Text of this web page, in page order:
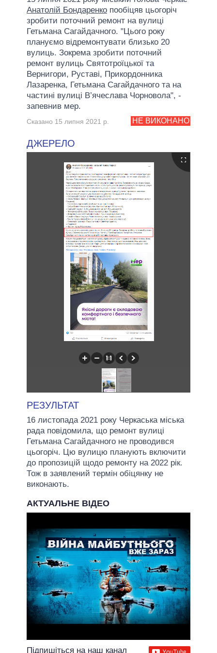
Анатолій Бондаренко пообіцяв цьогоріч
зробити поточний ремонт на вулиці
Гетьмана Сагайдачного. "Цього року
плануємо відремонтувати близько 20
вулиць. Зокрема зробити поточний
ремонт вулиць Святотроїцької та
Вернигори, Руставі, Прикордонника
Лазаренка, Гетьмана Сагайдачного та на
частині вулиці В’ячеслава Чорновола", -
запевнив мер.
НЕ ВИКОНАНО
Сказано 15 липня 2021 р.
ДЖЕРЕЛО
РЕЗУЛЬТАТ
16 листопада 2021 року Черкаська міська
рада повідомила, що ремонт вулиці
Гетьмана Сагайдачного не проводився
цьогоріч. Цю вулицю планують включити
до пропозицій щодо ремонту на 2022 рік.
Тож в заявлений термін обіцянку не
виконають.
АКТУАЛЬНЕ ВІДЕО
Підпишіться на наш канал